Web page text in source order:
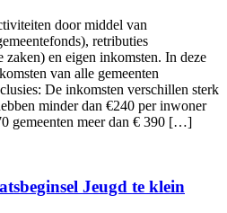
door middel van
retributies
en eigen inkomsten. In deze
van alle gemeenten
De inkomsten verschillen sterk
minder dan €240 per inwoner
gemeenten meer dan € 390 […]
Jeugd te klein